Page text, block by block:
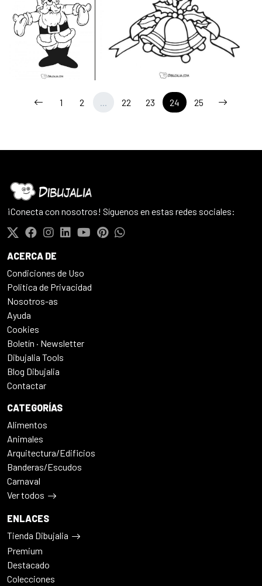
1 2 ... 22 23 24 25
¡Conecta con nosotros! Síguenos en estas redes sociales:
ACERCA DE
Condiciones de Uso
Politica de Privacidad
Nosotros-as
Ayuda
Cookies
Boletín · Newsletter
Dibujalia Tools
Blog Dibujalia
Contactar
CATEGORÍAS
Alimentos
Animales
Arquitectura/Edificios
Banderas/Escudos
Carnaval
Ver todos
ENLACES
Tienda Dibujalia
Premium
Destacado
Colecciones